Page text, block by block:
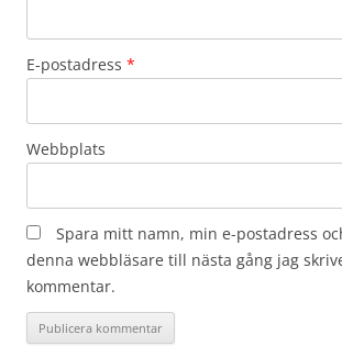
E-postadress *
Webbplats
Spara mitt namn, min e-postadress
denna webbläsare till nästa gång jag
kommentar.